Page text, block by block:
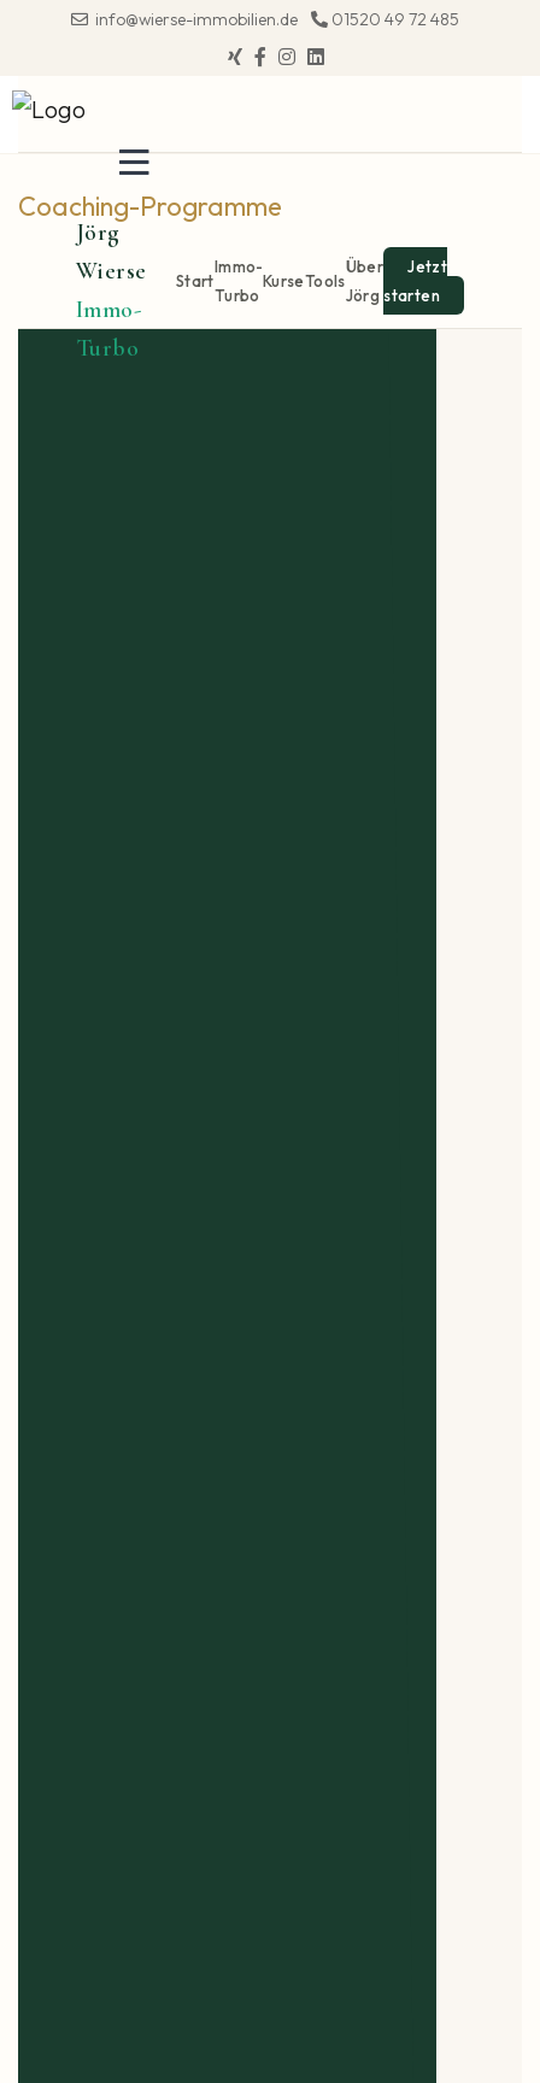
info@wierse-immobilien.de 01520 49 72 485
Coaching-Programme
Jörg
Wierse
Immo-
Turbo
Start
Immo-
Turbo
KurseTools
Über
Jörg
Jetzt
starten